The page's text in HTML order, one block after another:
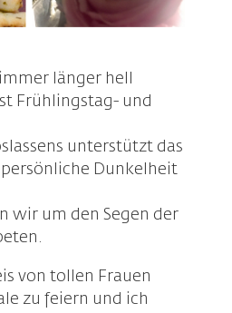
länger hell
Frühlingstag- und
unterstützt das
Dunkelheit
wir um den Segen der
von tollen Frauen
zu feiern und ich